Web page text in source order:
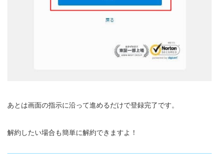
あとは画面の指示に沿って進めるだけで登録完了です。
解約したい場合も簡単に解約できますよ！